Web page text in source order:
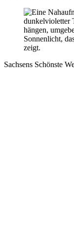
Sachsens Schönste